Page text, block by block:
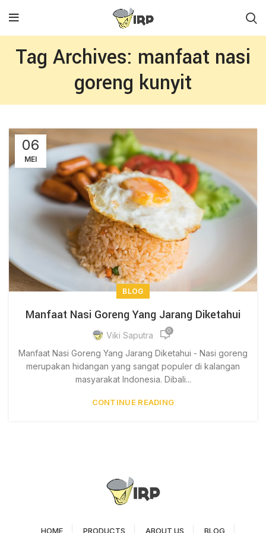
Tag Archives: manfaat nasi
goreng kunyit
06
MEI
BLOG
Manfaat Nasi Goreng Yang Jarang Diketahui
Viki Saputra 0
Manfaat Nasi Goreng Yang Jarang Diketahui - Nasi goreng
merupakan hidangan yang sangat populer di kalangan
masyarakat Indonesia. Dibali...
CONTINUE READING
HOME PRODUCTS ABOUT US BLOG